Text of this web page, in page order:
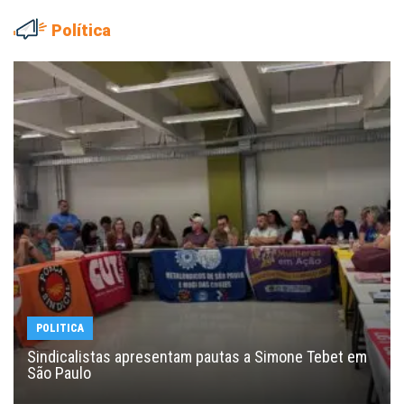
Política
POLITICA
Sindicalistas apresentam pautas a Simone Tebet em
São Paulo